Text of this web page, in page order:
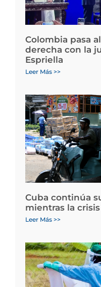
Colombia pasa
derecha con la
Espriella
Leer Más >>
Cuba continúa
mientras la
Leer Más >>